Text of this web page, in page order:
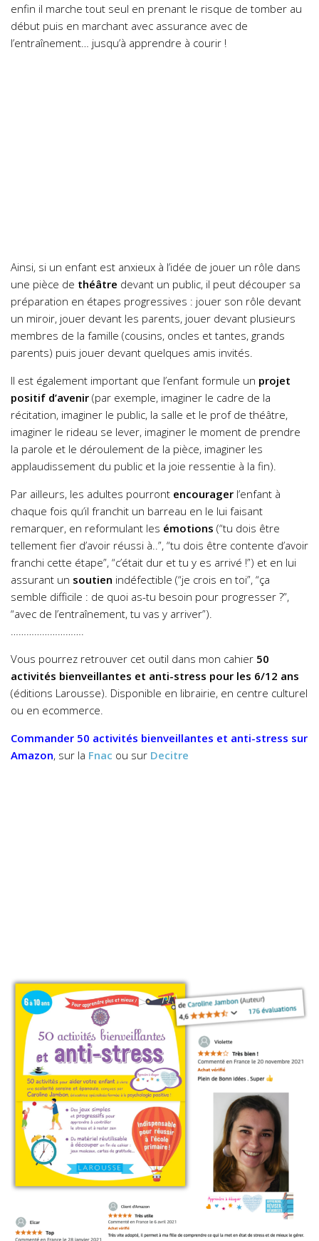
enfin il marche tout seul en prenant le risque de tomber au
début puis en marchant avec assurance avec de
l’entraînement… jusqu’à apprendre à courir !
Ainsi, si un enfant est anxieux à l’idée de jouer un rôle dans
une pièce de théâtre devant un public, il peut découper sa
préparation en étapes progressives : jouer son rôle devant
un miroir, jouer devant les parents, jouer devant plusieurs
membres de la famille (cousins, oncles et tantes, grands
parents) puis jouer devant quelques amis invités.
Il est également important que l’enfant formule un projet
positif d’avenir (par exemple, imaginer le cadre de la
récitation, imaginer le public, la salle et le prof de théâtre,
imaginer le rideau se lever, imaginer le moment de prendre
la parole et le déroulement de la pièce, imaginer les
applaudissement du public et la joie ressentie à la fin).
Par ailleurs, les adultes pourront encourager l’enfant à
chaque fois qu’il franchit un barreau en le lui faisant
remarquer, en reformulant les émotions (“tu dois être
tellement fier d’avoir réussi à..”, “tu dois être contente d’avoir
franchi cette étape”, “c’était dur et tu y es arrivé !”) et en lui
assurant un soutien indéfectible (“je crois en toi”, “ça
semble difficile : de quoi as-tu besoin pour progresser ?”,
“avec de l’entraînement, tu vas y arriver”).
……………………….
Vous pourrez retrouver cet outil dans mon cahier 50
activités bienveillantes et anti-stress pour les 6/12 ans
(éditions Larousse). Disponible en librairie, en centre culturel
ou en ecommerce.
Commander 50 activités bienveillantes et anti-stress sur
Amazon, sur la Fnac ou sur Decitre